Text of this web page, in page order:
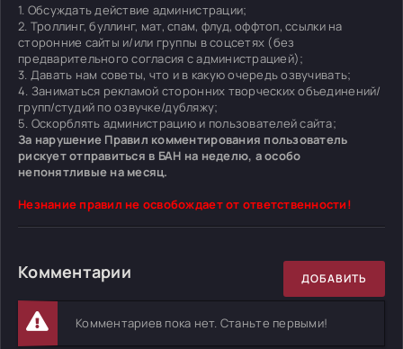
1. Обсуждать действие администрации;
2. Троллинг, буллинг, мат, спам, флуд, оффтоп, ссылки на
сторонние сайты и/или группы в соцсетях (без
предварительного согласия с администрацией);
3. Давать нам советы, что и в какую очередь озвучивать;
4. Заниматься рекламой сторонних творческих объединений/
групп/студий по озвучке/дубляжу;
5. Оскорблять администрацию и пользователей сайта;
За нарушение Правил комментирования пользователь
рискует отправиться в БАН на неделю, а особо
непонятливые на месяц.
Незнание правил не освобождает от ответственности!
Комментарии ДОБАВИТЬ
Комментариев пока нет. Станьте первыми!